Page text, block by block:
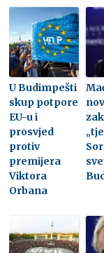
U Budimpešti
skup potpore
EU-u i
prosvjed
protiv
premijera
Viktora
Orbana